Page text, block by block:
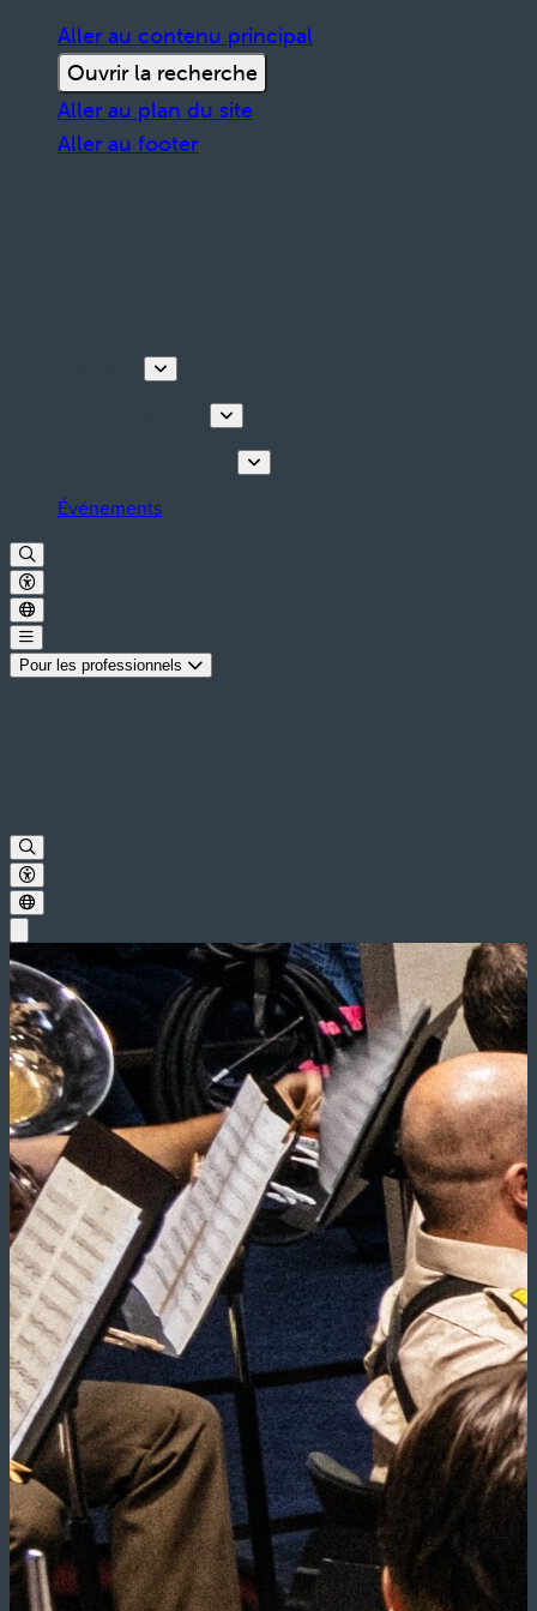
Aller au contenu principal
Ouvrir la recherche
Aller au plan du site
Aller au footer
Événements
Pour les professionnels